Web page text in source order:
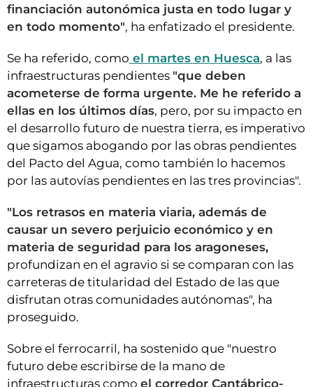
financiación autonómica justa en todo lugar y
en todo momento", ha enfatizado el presidente.
Se ha referido, como el martes en Huesca, a las
infraestructuras pendientes "que deben
acometerse de forma urgente. Me he referido a
ellas en los últimos días, pero, por su impacto en
el desarrollo futuro de nuestra tierra, es imperativo
que sigamos abogando por las obras pendientes
del Pacto del Agua, como también lo hacemos
por las autovías pendientes en las tres provincias".
"Los retrasos en materia viaria, además de
causar un severo perjuicio económico y en
materia de seguridad para los aragoneses,
profundizan en el agravio si se comparan con las
carreteras de titularidad del Estado de las que
disfrutan otras comunidades autónomas", ha
proseguido.
Sobre el ferrocarril, ha sostenido que "nuestro
futuro debe escribirse de la mano de
infraestructuras como el corredor Cantábrico-